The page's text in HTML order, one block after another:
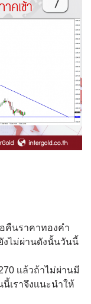
คืนราคาทองคำ
งไม่ผ่านดังนั้นวันนี้
เเล้วถ้าไม่ผ่านมี
เราจึงเเนะนำให้